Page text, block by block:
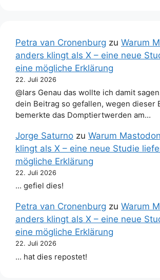
Petra van Cronenburg zu Warum
anders klingt als X – eine neue
eine mögliche Erklärung
22. Juli 2026
@lars Genau das wollte ich damit
dein Beitrag so gefallen, wegen dieser
bemerkte das Domptiertwerden am…
Jorge Saturno zu Warum
klingt als X – eine neue Studie
mögliche Erklärung
22. Juli 2026
… gefiel dies!
Petra van Cronenburg zu Warum
anders klingt als X – eine neue
eine mögliche Erklärung
22. Juli 2026
… hat dies repostet!